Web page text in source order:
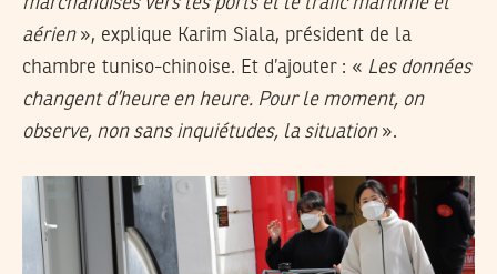
aérien», explique Karim Siala, président de la
chambre tuniso-chinoise. Et d’ajouter : « Les données
changent d’heure en heure. Pour le moment, on
observe, non sans inquiétudes, la situation».